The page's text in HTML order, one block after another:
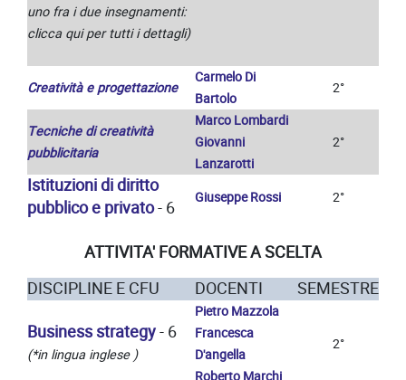
uno fra i due insegnamenti:
clicca qui per tutti i dettagli)
Creatività e progettazione
Carmelo Di
Bartolo
2°
Tecniche di creatività
pubblicitaria
Marco Lombardi
Giovanni
Lanzarotti
2°
Istituzioni di diritto
pubblico e privato- 6 Giuseppe Rossi 2°
ATTIVITA' FORMATIVE A SCELTA
DISCIPLINE E CFU
DOCENTI
SEMESTRE
Business strategy- 6
(*in lingua inglese )
Pietro Mazzola
Francesca
D'angella
Roberto Marchi
2°